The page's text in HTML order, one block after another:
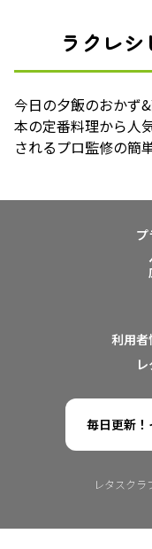
ラクレ
今日の夕飯のおかず
本の定番料理から人
されるプロ監修の簡
利用者
毎日更新！
レタスクラ